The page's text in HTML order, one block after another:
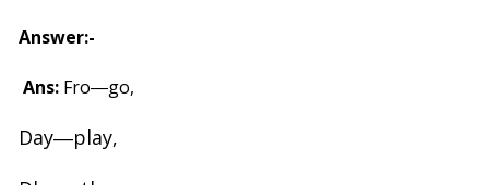
Answer:-
Ans: Fro―go,
Day―play,